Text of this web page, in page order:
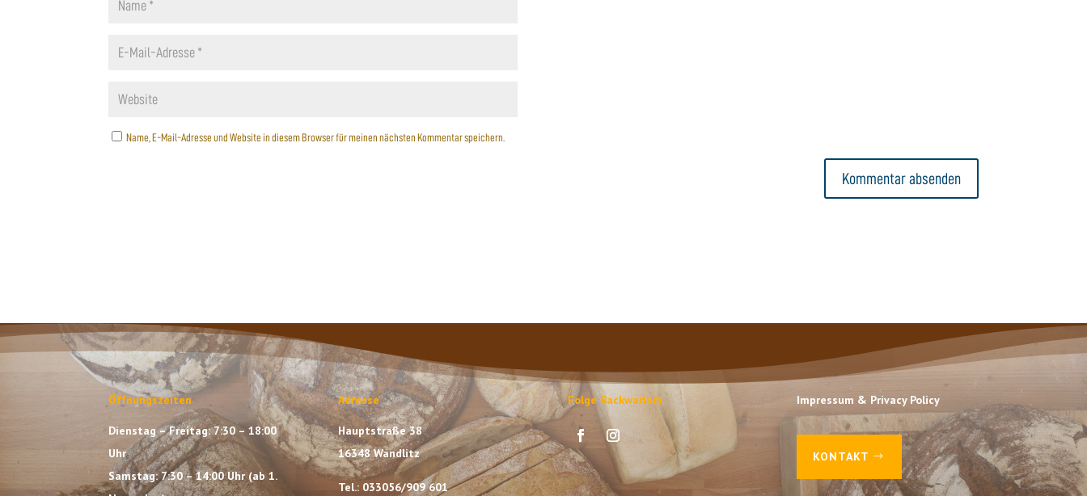
Name, E-Mail-Adresse und Website in diesem Browser für meinen nächsten Kommentar speichern.
Öffnungszeiten
Dienstag – Freitag: 7:30 – 18:00
Uhr
Samstag: 7:30 – 14:00 Uhr (ab 1.
Adresse
Hauptstraße 38
16348 Wandlitz
Tel.: 033056/909 601
Folge Backwarium Impressum & Privacy Policy
KONTAKT